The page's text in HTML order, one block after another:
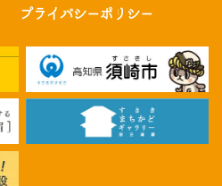
プライバシーポリシー